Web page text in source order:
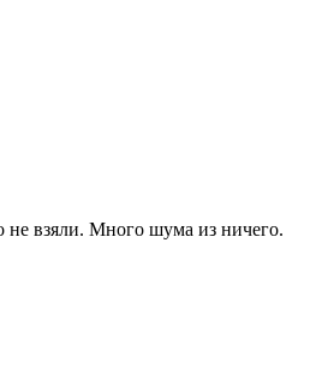
не взяли. Много шума из ничего.